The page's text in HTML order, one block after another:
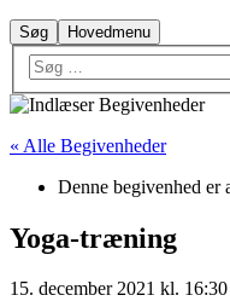
Søg Hovedmenu
« Alle Begivenheder
Denne begivenhed er
Yoga-træning
15. december 2021 kl. 16:30